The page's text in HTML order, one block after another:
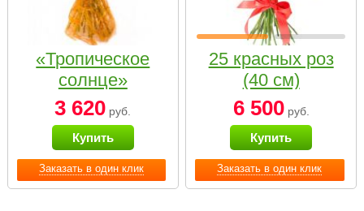
Заказать в один клик
«Тропическое
солнце»
3 620 руб.
Купить
Заказать в один клик
25 красных роз
(40 см)
6 500руб.
Купить